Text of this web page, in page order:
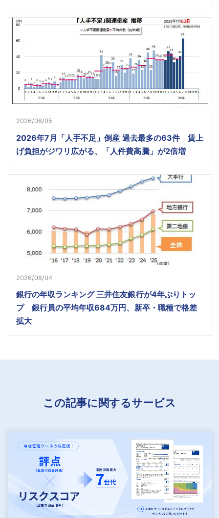
2026/08/05
2026年7月「人手不足」倒産 過去最多の63件 賃上
げ負担がジワリ広がる、「人件費高騰」が2倍増
2026/08/04
銀行の年収ランキング 三井住友銀行が4年ぶりトッ
プ 銀行員の平均年収684万円、新卒・職種で格差
拡大
この記事に関するサービス